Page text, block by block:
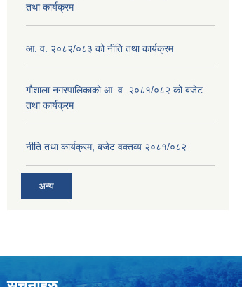
तथा कार्यक्रम
आ. व. २०८२/०८३ को नीति तथा कार्यक्रम
गौशाला नगरपालिकाको आ. व. २०८१/०८२ को बजेट
तथा कार्यक्रम
नीति तथा कार्यक्रम, बजेट वक्तव्य २०८१/०८२
अन्य